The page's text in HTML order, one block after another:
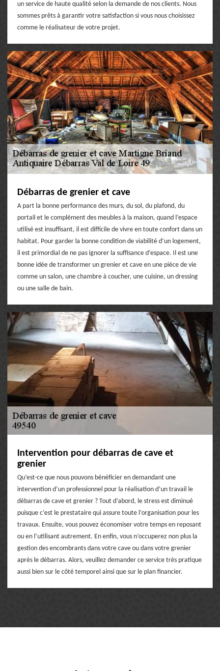
un service de haute qualité selon la demande de nos clients. Nous
sommes prêts à garantir votre satisfaction si vous nous choisissez
comme le réalisateur de votre projet.
Débarras de grenier et cave
A part la bonne performance des murs, du sol, du plafond, du
portail et le complément des meubles à la maison, quand l’espace
utilisé est insuffisant, il est difficile de vivre en toute confort dans un
habitat. Pour garder la bonne condition de viabilité d’un logement,
il est primordial de ne pas ignorer la suffisance d’espace. Il est une
bonne idée de transformer un grenier et cave en une pièce de vie
comme un salon, une chambre à coucher, une cuisine, un dressing
ou une salle de bain.
Intervention pour débarras de cave et
grenier
Qu’est-ce que nous pouvons bénéficier en demandant une
intervention d’un professionnel pour la réalisation d’un travail le
débarras de cave et grenier ? Tout d’abord, le stress est diminué
puisque c’est le prestataire qui assure toute l’organisation pour les
travaux. Ensuite, vous pouvez économiser votre temps en reposant
ou en l’utilisant autrement. En enfin, vous n’occuperez non plus la
gestion des encombrants dans votre cave ou dans votre grenier
après le débarras. Alors, veuillez demander ce service très pratique
aussi bien sur le côté temporel ainsi que sur le plan financier.